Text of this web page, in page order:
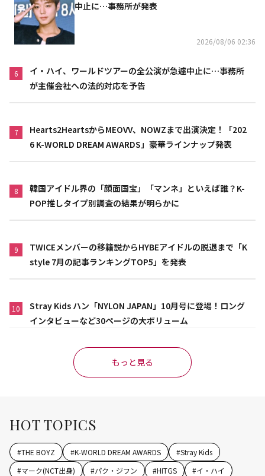
中止に…事務所が発表
2026/08/06 02:36
6
イ・ハイ、ワールドツアーの全公演が急遽中止に…事務所
が主催会社への法的対応を予告
7
Hearts2HeartsからMEOVV、NOWZまで出演決定！「202
6 K-WORLD DREAM AWARDS」豪華ラインナップ発表
8
韓国アイドル界の「顔面国宝」「マンネ」といえば誰？K-
POP推しタイプ別調査の結果が明らかに
9
TWICEメンバーの移籍説からHYBEアイドルの脱退まで「K
style 7月の記事ランキングTOP5」を発表
10
Stray Kids ハン「NYLON JAPAN」10月号に登場！ロング
インタビューなど30ページの大ボリューム
もっと見る
HOT TOPICS
#THE BOYZ #K-WORLD DREAM AWARDS #Stray Kids
#マーク(NCT出身) #パク・ジフン #HITGS #イ・ハイ